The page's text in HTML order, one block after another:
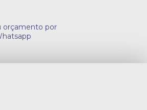
orçamento por